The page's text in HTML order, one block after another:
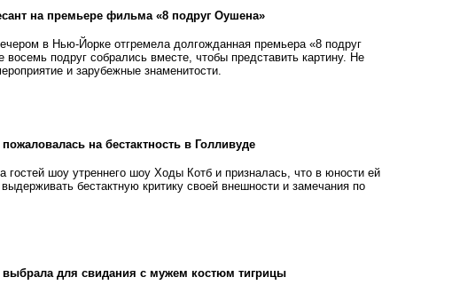
на премьере фильма «8 подруг Оушена»
в Нью-Йорке отгремела долгожданная премьера «8 подруг
подруг собрались вместе, чтобы представить картину. Не
и зарубежные знаменитости.
на бестактность в Голливуде
гостей шоу утреннего шоу Ходы Котб и призналась, что в юности ей
бестактную критику своей внешности и замечания по
выбрала для свидания с мужем костюм тигрицы